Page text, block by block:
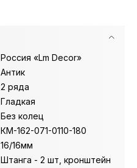
Россия «Lm Decor»
Антик
2 ряда
Гладкая
Без колец
КМ-162-071-0110-180
16/16мм
Штанга - 2 шт, кронштейн